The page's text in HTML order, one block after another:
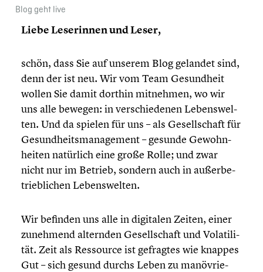
Blog geht live
Liebe Leserin­nen und Leser,
schön, dass Sie auf unserem Blog gelandet sind,
denn der ist neu. Wir vom Team Gesund­heit
wollen Sie damit dorthin mitnehmen, wo wir
uns alle bewegen: in verschie­de­nen Lebens­wel­
ten. Und da spielen für uns – als Gesell­schaft für
Gesundheits­management – gesunde Gewohn­
hei­ten natürlich eine große Rolle; und zwar
nicht nur im Betrieb, sondern auch in außer­be­
trieb­li­chen Lebens­wel­ten.
Wir befinden uns alle in digitalen Zeiten, einer
zunehmend alternden Gesell­schaft und Volati­li­
tät. Zeit als Ressource ist gefragtes wie knappes
Gut – sich gesund durchs Leben zu manövrie­